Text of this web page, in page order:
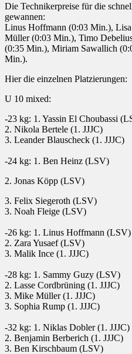
Die Technikerpreise für die
gewannen:
Linus Hoffmann (0:03 Min.),
Müller (0:03 Min.), Timo
(0:35 Min.), Miriam Sawallich
Min.).
Hier die einzelnen Platzierungen:
U 10 mixed:
-23 kg: 1. Yassin El Choubassi
2. Nikola Bertele (1. JJJC)
3. Leander Blauscheck (1. JJJC)
-24 kg: 1. Ben Heinz (LSV)
2. Jonas Köpp (LSV)
3. Felix Siegeroth (LSV)
3. Noah Fleige (LSV)
-26 kg: 1. Linus Hoffmann (LSV)
2. Zara Yusaef (LSV)
3. Malik Ince (1. JJJC)
-28 kg: 1. Sammy Guzy (LSV)
2. Lasse Cordbrüning (1. JJJC)
3. Mike Müller (1. JJJC)
3. Sophia Rump (1. JJJC)
-32 kg: 1. Niklas Dobler (1. JJJC)
2. Benjamin Berberich (1. JJJC)
3. Ben Kirschbaum (LSV)